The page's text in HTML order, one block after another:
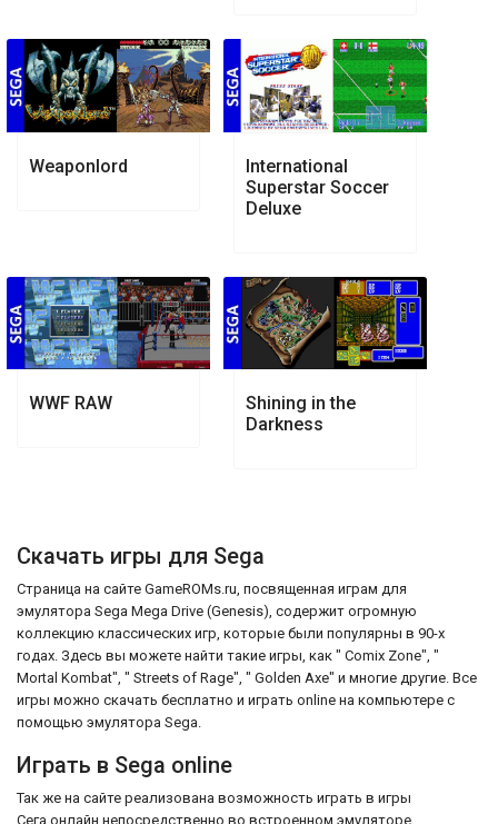
Weaponlord
International
Superstar Soccer
Deluxe
WWF RAW
Shining in the
Darkness
Скачать игры для Sega
Страница на сайте GameROMs.ru, посвященная играм для
эмулятора Sega Mega Drive (Genesis), содержит огромную
коллекцию классических игр, которые были популярны в 90-х
годах. Здесь вы можете найти такие игры, как " Comix Zone", "
Mortal Kombat", " Streets of Rage", " Golden Axe" и многие другие. Все
игры можно скачать бесплатно и играть online на компьютере с
помощью эмулятора Sega.
Играть в Sega online
Так же на сайте реализована возможность играть в игры
Сега онлайн непосредственно во встроенном эмуляторе.